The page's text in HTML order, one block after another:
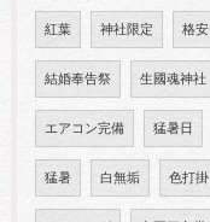
紅葉 神社限定 格安
結婚奉告祭 生國魂神社
エアコン完備 猛暑日
猛暑 白無垢 色打掛